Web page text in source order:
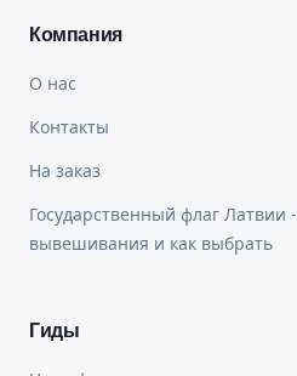
Компания
О нас
Контакты
На заказ
Государственный флаг
вывешивания и как выбрать
Гиды